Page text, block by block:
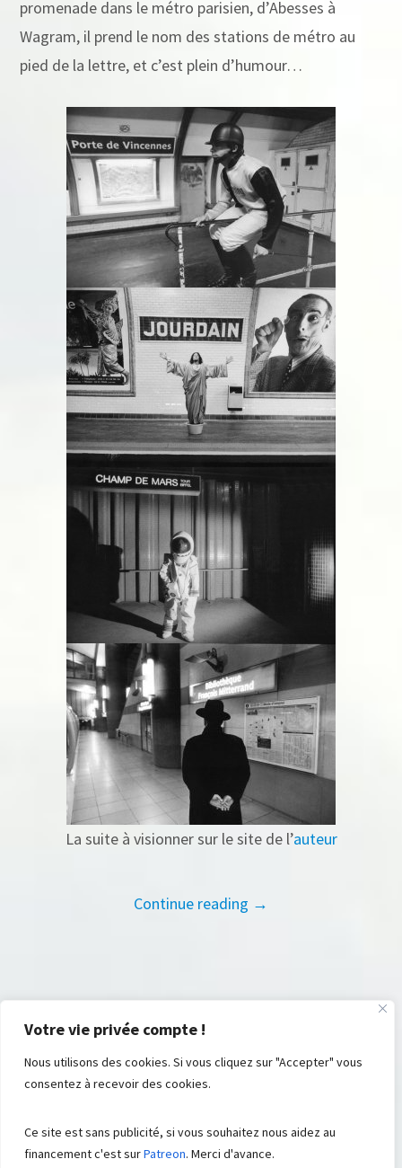
Votre vie privée compte !
Nous utilisons des cookies. Si vous cliquez sur "Accepter" vous
consentez à recevoir des cookies.
Ce site est sans publicité, si vous souhaitez nous aidez au
financement c'est surPatreon. Merci d'avance.
promenade dans le métro parisien, d’Abesses à
Wagram, il prend le nom des stations de métro au
pied de la lettre, et c’est plein d’humour…
La suite à visionner sur le site de l’auteur
Continue reading →
Suite48Aidez-nousContributions